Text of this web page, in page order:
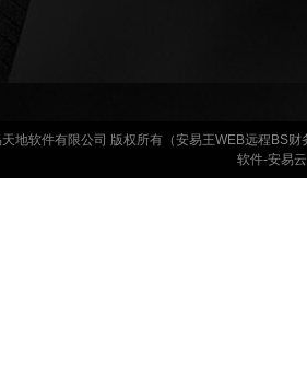
地软件有限公司 版权所有（安易王WEB远程BS
软件-安易